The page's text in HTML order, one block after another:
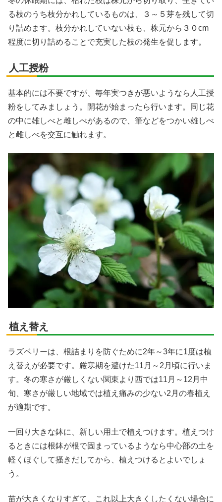
る枝のうち枝分かれしているものは、３～５芽を残して切
り詰めます。枝分かれしていない枝も、株元から３０cm
程度に切り詰めることで充実した枝の発生を促します。
人工授粉
基本的には不要ですが、毎年実つきが悪いようなら人工授
粉をしてみましょう。開花が始まったら行います。同じ花
の中に雄しべと雌しべがあるので、筆などをつかい雄しべ
と雌しべを交互に触れます。
植え替え
ラズベリーは、根詰まりを防ぐために2年～3年に1度は植
え替えが必要です。厳寒期を避けた11月～2月頃に行いま
す。冬の寒さが厳しくない関東より西では11月～12月中
旬、寒さが厳しい地域では植え痛みの少ない2月の春植え
が適期です。
一回り大きな鉢に、新しい用土で植えつけます。植えつけ
るときには根鉢が根で固まっているようなら中心部の土を
軽くほぐして掻きだしてから、植えつけるとよいでしょ
う。
苗が大きくなりすぎて、これ以上大きくしたくない場合に